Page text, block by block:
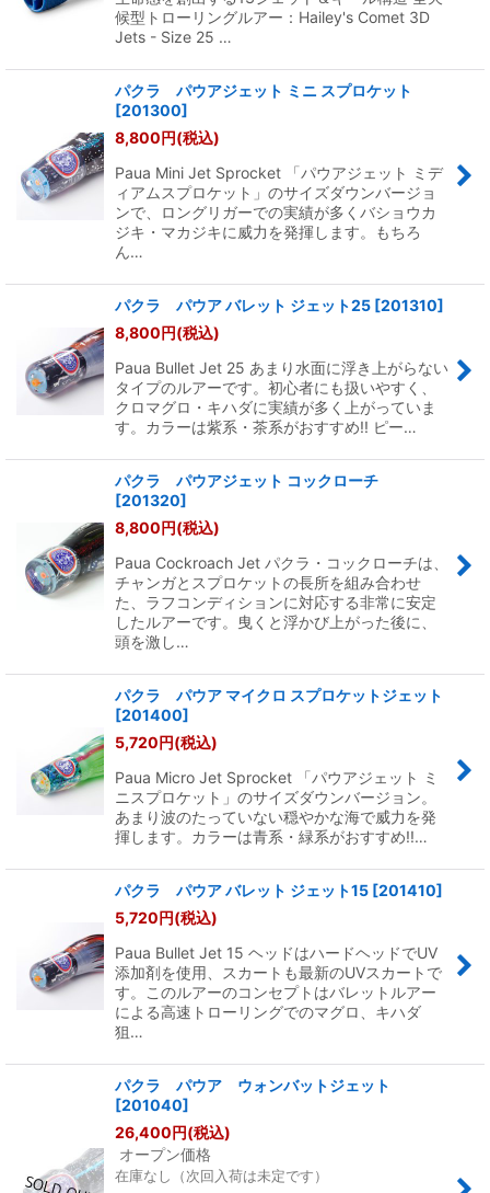
候型トローリングルアー：Hailey's Comet 3D
Jets - Size 25 …
パクラ パウアジェット ミニ スプロケット
[201300]
8,800円(税込)
Paua Mini Jet Sprocket 「パウアジェット ミデ
ィアムスプロケット」のサイズダウンバージョ
ンで、ロングリガーでの実績が多くバショウカ
ジキ・マカジキに威力を発揮します。もちろ
ん…
パクラ パウア バレット ジェット25 [201310]
8,800円(税込)
Paua Bullet Jet 25 あまり水面に浮き上がらない
タイプのルアーです。初心者にも扱いやすく、
クロマグロ・キハダに実績が多く上がっていま
す。カラーは紫系・茶系がおすすめ!! ピー…
パクラ パウアジェット コックローチ
[201320]
8,800円(税込)
Paua Cockroach Jet パクラ・コックローチは、
チャンガとスプロケットの長所を組み合わせ
た、ラフコンディションに対応する非常に安定
したルアーです。曳くと浮かび上がった後に、
頭を激し…
パクラ パウア マイクロ スプロケットジェット
[201400]
5,720円(税込)
Paua Micro Jet Sprocket 「パウアジェット ミ
ニスプロケット」のサイズダウンバージョン。
あまり波のたっていない穏やかな海で威力を発
揮します。カラーは青系・緑系がおすすめ!!…
パクラ パウア バレット ジェット15 [201410]
5,720円(税込)
Paua Bullet Jet 15 ヘッドはハードヘッドでUV
添加剤を使用、スカートも最新のUVスカートで
す。このルアーのコンセプトはバレットルアー
による高速トローリングでのマグロ、キハダ
狙…
パクラ パウア ウォンバットジェット
[201040]
26,400円(税込)
オープン価格
在庫なし（次回入荷は未定です）